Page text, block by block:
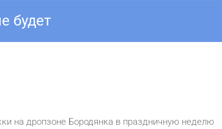
будет
на дропзоне Бородянка в праздничную неделю